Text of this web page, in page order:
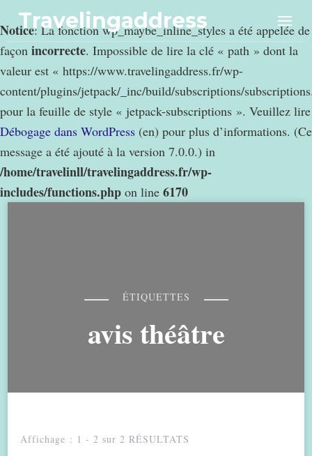
Notice: La fonction wp_maybe_inline_styles a été appelée de
façon incorrecte. Impossible de lire la clé « path » dont la
valeur est « https://www.travelingaddress.fr/wp-
content/plugins/jetpack/_inc/build/subscriptions/
pour la feuille de style « jetpack-subscriptions ». Veuillez lire
Débogage dans WordPress (en) pour plus d’informations. (Ce
message a été ajouté à la version 7.0.0.) in
/home/travelinll/travelingaddress.fr/wp-
includes/functions.php on line 6170
Travelingaddress
ÉTIQUETTES
avis théâtre
Affichage : 1 - 2 sur 2 RÉSULTATS